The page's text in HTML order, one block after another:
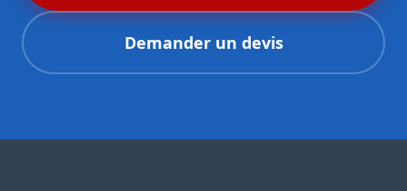
Demander un devis